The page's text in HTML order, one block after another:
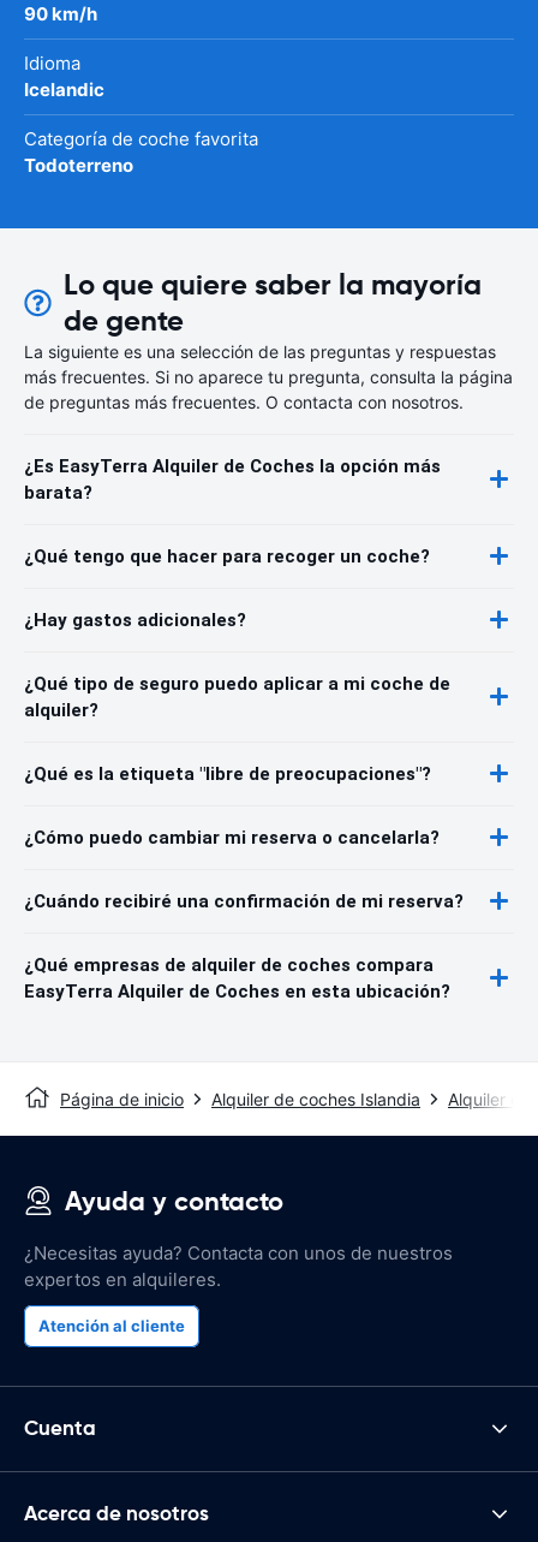
90 km/h
Idioma
Icelandic
Categoría de coche favorita
Todoterreno
Lo que quiere saber la mayoría
de gente
La siguiente es una selección de las preguntas y respuestas
más frecuentes. Si no aparece tu pregunta, consulta la página
de preguntas más frecuentes. O contacta con nosotros.
¿Es EasyTerra Alquiler de Coches la opción más
barata?
¿Qué tengo que hacer para recoger un coche?
¿Hay gastos adicionales?
¿Qué tipo de seguro puedo aplicar a mi coche de
alquiler?
¿Qué es la etiqueta "libre de preocupaciones"?
¿Cómo puedo cambiar mi reserva o cancelarla?
¿Cuándo recibiré una confirmación de mi reserva?
¿Qué empresas de alquiler de coches compara
EasyTerra Alquiler de Coches en esta ubicación?
Página de inicio Alquiler de coches Islandia Alquiler de
Ayuda y contacto
¿Necesitas ayuda? Contacta con unos de nuestros
expertos en alquileres.
Atención al cliente
Cuenta
Acerca de nosotros